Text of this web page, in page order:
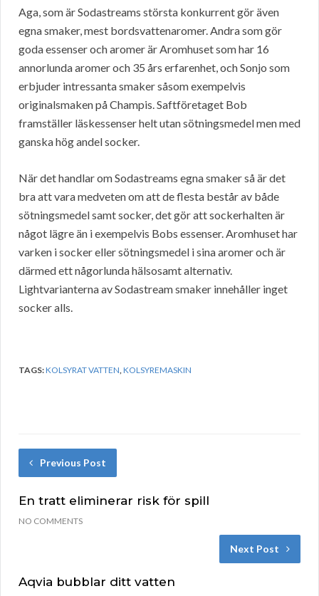
Aga, som är Sodastreams största konkurrent gör även
egna smaker, mest bordsvattenaromer. Andra som gör
goda essenser och aromer är Aromhuset som har 16
annorlunda aromer och 35 års erfarenhet, och Sonjo som
erbjuder intressanta smaker såsom exempelvis
originalsmaken på Champis. Saftföretaget Bob
framställer läskessenser helt utan sötningsmedel men med
ganska hög andel socker.
När det handlar om Sodastreams egna smaker så är det
bra att vara medveten om att de flesta består av både
sötningsmedel samt socker, det gör att sockerhalten är
något lägre än i exempelvis Bobs essenser. Aromhuset har
varken i socker eller sötningsmedel i sina aromer och är
därmed ett någorlunda hälsosamt alternativ.
Lightvarianterna av Sodastream smaker innehåller inget
socker alls.
TAGS:KOLSYRAT VATTEN,KOLSYREMASKIN
Previous Post
En tratt eliminerar risk för spill
NO COMMENTS
Next Post
Aqvia bubblar ditt vatten